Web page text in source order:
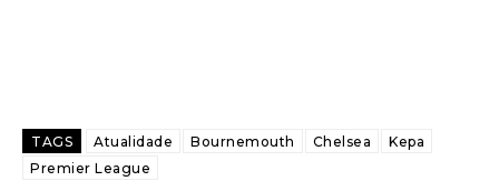
TAGS Atualidade Bournemouth Chelsea
Kepa
Premier League